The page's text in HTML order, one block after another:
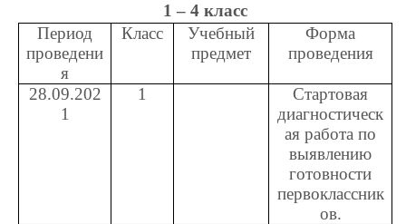
1 – 4 класс
Период
проведени
я
Класс
Учебный
предмет
Форма
проведения
28.09.202
1
1
Стартовая
диагностическ
ая работа по
выявлению
готовности
первоклассник
ов.